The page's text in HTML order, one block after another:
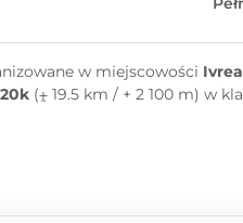
w miejscowości Ivrea
(⨦ 19.5 km / + 2 100 m) w